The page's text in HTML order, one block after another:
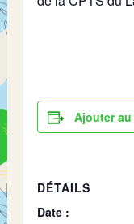
Ajouter
DÉTAILS
Date :